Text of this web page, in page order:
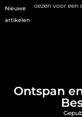
Nieuwe
artikelen
stukadoor in
Ontspan